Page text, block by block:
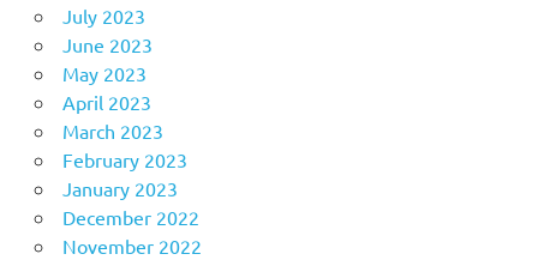
July 2023
June 2023
May 2023
April 2023
March 2023
February 2023
January 2023
December 2022
November 2022